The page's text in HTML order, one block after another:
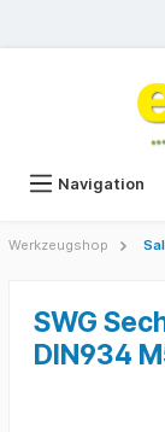
Navigation
Werkzeugshop
SWG
DIN934